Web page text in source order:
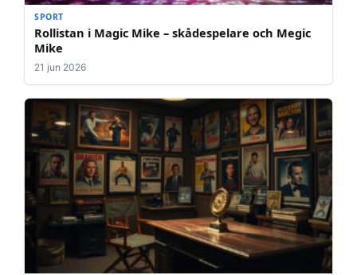
SPORT
Rollistan i Magic Mike – skådespelare och Megic
Mike
21 jun 2026